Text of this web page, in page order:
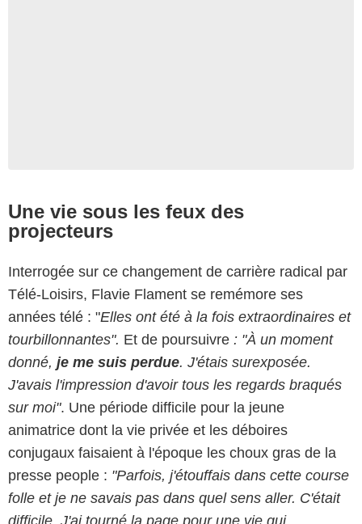
Une vie sous les feux des
projecteurs
Interrogée sur ce changement de carrière radical par
Télé-Loisirs, Flavie Flament se remémore ses
années télé : "Elles ont été à la fois extraordinaires et
tourbillonnantes". Et de poursuivre : "À un moment
donné, je me suis perdue. J'étais surexposée.
J'avais l'impression d'avoir tous les regards braqués
sur moi". Une période difficile pour la jeune
animatrice dont la vie privée et les déboires
conjugaux faisaient à l'époque les choux gras de la
presse people : "Parfois, j'étouffais dans cette course
folle et je ne savais pas dans quel sens aller. C'était
difficile. J'ai tourné la page pour une vie qui